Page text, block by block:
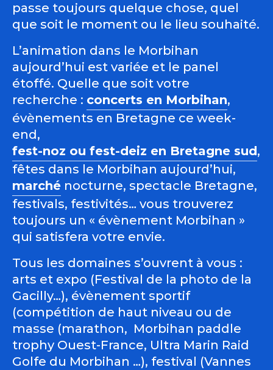
passe toujours quelque chose, quel
que soit le moment ou le lieu souhaité.
L’animation dans le Morbihan
aujourd’hui est variée et le panel
étoffé. Quelle que soit votre
recherche : concerts en Morbihan,
évènements en Bretagne ce week-
end,
fest-noz ou fest-deiz en Bretagne sud,
fêtes dans le Morbihan aujourd’hui,
marché nocturne, spectacle Bretagne,
festivals, festivités… vous trouverez
toujours un « évènement Morbihan »
qui satisfera votre envie.
Tous les domaines s’ouvrent à vous :
arts et expo (Festival de la photo de la
Gacilly…), évènement sportif
(compétition de haut niveau ou de
masse (marathon, Morbihan paddle
trophy Ouest-France, Ultra Marin Raid
Golfe du Morbihan …), festival (Vannes